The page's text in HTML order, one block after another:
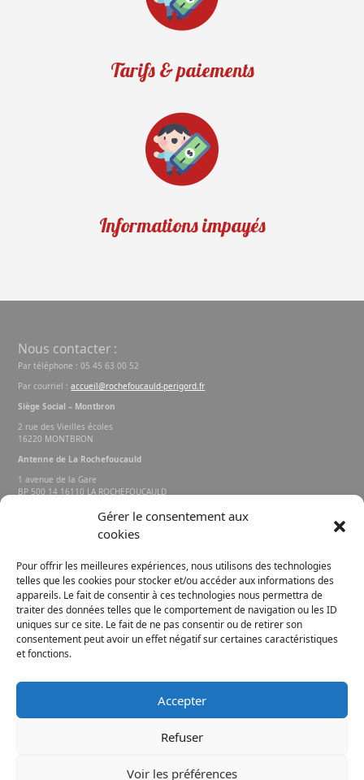
Gérer le consentement aux
cookies
Pour offrir les meilleures expériences, nous utilisons des technologies
telles que les cookies pour stocker et/ou accéder aux informations des
appareils. Le fait de consentir à ces technologies nous permettra de
traiter des données telles que le comportement de navigation ou les ID
uniques sur ce site. Le fait de ne pas consentir ou de retirer son
consentement peut avoir un effet négatif sur certaines caractéristiques
et fonctions.
Accepter
Refuser
Voir les préférences
Tarifs & paiements
Informations impayés
Nous contacter :
Par téléphone : 05 45 63 00 52
Par courriel :accueil@rochefoucauld-perigord.fr
Siège Social – Montbron
2 rue des Vieilles écoles
16220 MONTBRON
Antenne de La Rochefoucauld
1 avenue de la Gare
BP 500 14 16110 LA ROCHEFOUCAULD